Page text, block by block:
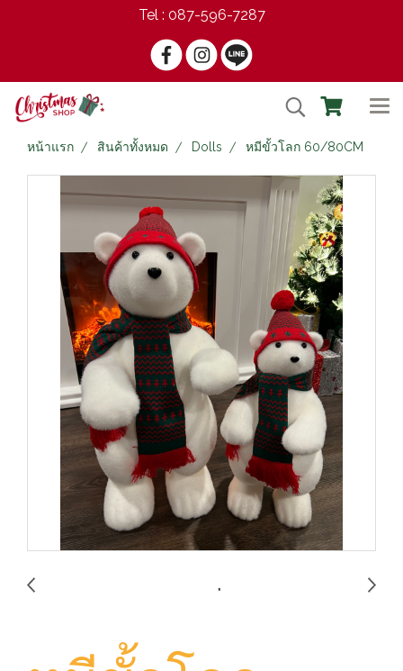
Tel : 087-596-7287
หน้าแรก สินค้าทั้งหมด Dolls หมีขั้วโลก 60/80CM